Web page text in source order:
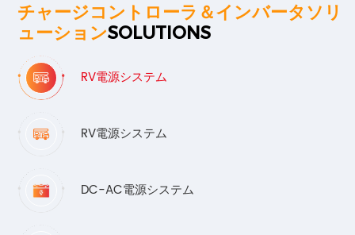
チャージコントローラ＆インバータソリ
ューションSOLUTIONS
RV電源システム
RV電源システム
DC-AC電源システム